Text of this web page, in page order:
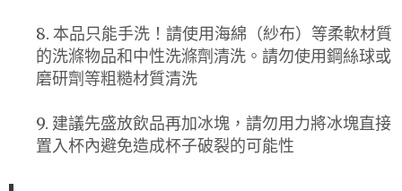
8. 本品只能手洗！請使用海綿（紗布）等柔軟材質
的洗滌物品和中性洗滌劑清洗。請勿使用鋼絲球或
磨研劑等粗糙材質清洗
9. 建議先盛放飲品再加冰塊，請勿用力將冰塊直接
置入杯內避免造成杯子破裂的可能性